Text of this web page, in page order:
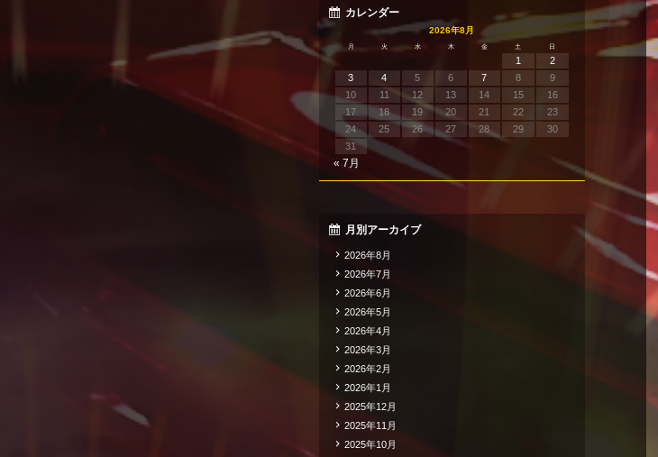
カレンダー
2026年8月
月 火 水 木 金 土 日
1
2
3
4 5 6 7 8
9
10
11 12 13 14 15
16
17
18 19 20 21 22
23
24
25 26 27 28 29
30
31
« 7月
月別アーカイブ
2026年8月
2026年7月
2026年6月
2026年5月
2026年4月
2026年3月
2026年2月
2026年1月
2025年12月
2025年11月
2025年10月